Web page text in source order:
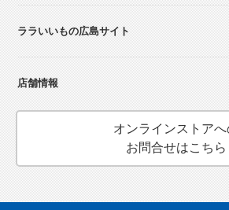
ララいいもの広島サイト
店舗情報
オンラインストアへ
お問合せはこちら